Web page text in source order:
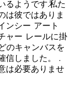
るようです.私た
は彼ではありま
ンシー アート
ャー レールに掛
のキャンバスを
信しました。 .
は必要ありませ